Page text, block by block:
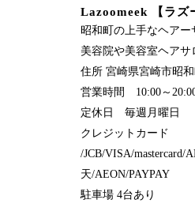
Lazoomeek 【ラズ
昭和町の上手なヘアー
美容院や美容室ヘア
住所 宮崎県宮崎市昭
営業時間 10:00～
定休日 毎週月曜日
クレジットカード
/JCB/VISA/mastercard/
天/AEON/PAYPAY
駐車場 4台あり